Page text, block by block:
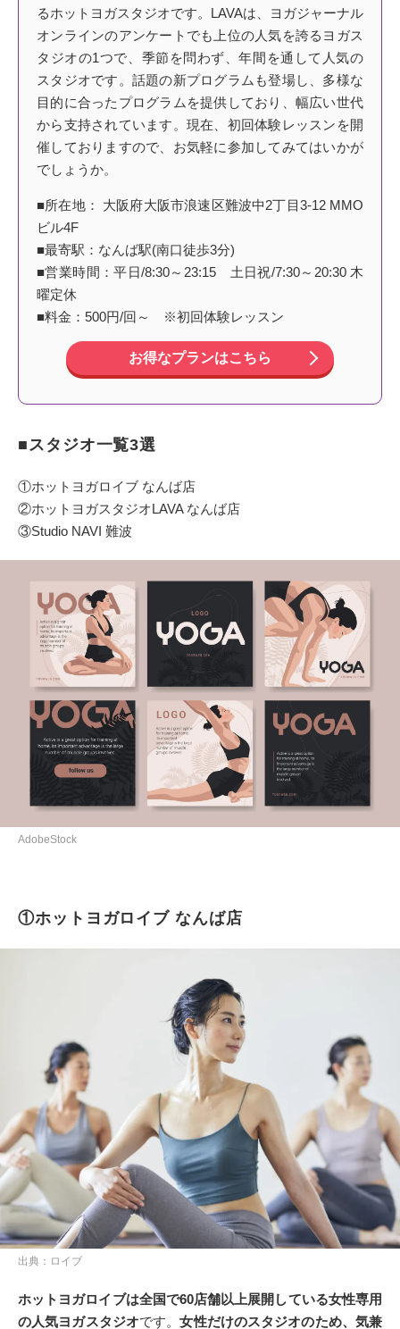
るホットヨガスタジオです。LAVAは、ヨガジャーナル
オンラインのアンケートでも上位の人気を誇るヨガス
タジオの1つで、季節を問わず、年間を通して人気の
スタジオです。話題の新プログラムも登場し、多様な
目的に合ったプログラムを提供しており、幅広い世代
から支持されています。現在、初回体験レッスンを開
催しておりますので、お気軽に参加してみてはいかが
でしょうか。
■所在地： 大阪府大阪市浪速区難波中2丁目3-12 MMO
ビル4F
■最寄駅：なんば駅(南口徒歩3分)
■営業時間：平日/8:30～23:15 土日祝/7:30～20:30 木
曜定休
■料金：500円/回～ ※初回体験レッスン
お得なプランはこちら
■スタジオ一覧3選
①ホットヨガロイブ なんば店
②ホットヨガスタジオLAVA なんば店
③Studio NAVI 難波
AdobeStock
①ホットヨガロイブ なんば店
出典：ロイブ
ホットヨガロイブは全国で60店舗以上展開している女性専用
の人気ヨガスタジオです。女性だけのスタジオのため、気兼